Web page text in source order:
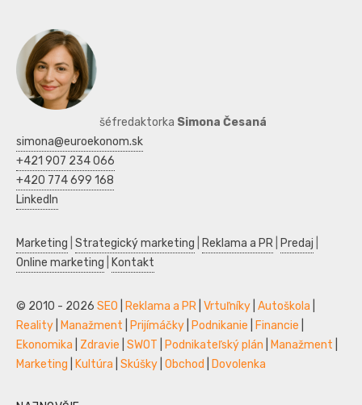
šéfredaktorka Simona Česaná
simona@euroekonom.sk
+421 907 234 066
+420 774 699 168
LinkedIn
Marketing Strategický marketing Reklama a PR Predaj
Online marketing
Kontakt
© 2010 - 2026 SEO Reklama a PR Vrtuľníky Autoškola
Reality
Manažment Prijímáčky Podnikanie Financie
Ekonomika
Zdravie SWOT Podnikateľský plán Manažment
Marketing
Kultúra Skúšky Obchod Dovolenka